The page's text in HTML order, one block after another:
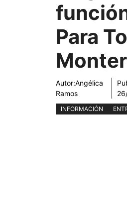
Para
Autor:Angélica
Ramos
INFORMACIÓN